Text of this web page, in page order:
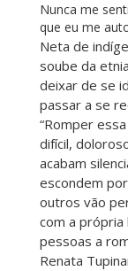
Nunca me
que eu me
Neta de
soube da
deixar de se
passar a se
“Romper
difícil,
acabam
escondem
outros vão
com a própria
pessoas a
Renata